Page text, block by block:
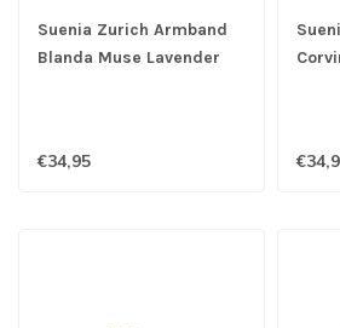
Suenia Zurich Armband
Blanda Muse Lavender
€34,95